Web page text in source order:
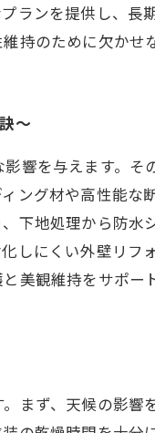
ランを提供し、
持のために欠かせ
～
響を与えます。
ング材や高性能
下地処理から防水
しにくい外壁リフ
美観維持をサポー
まず、天候の影